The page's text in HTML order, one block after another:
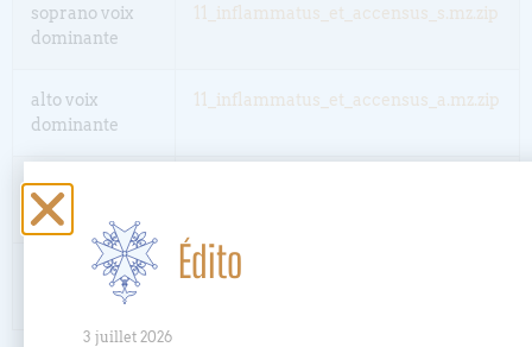
soprano voix
dominante
11_inflammatus_et_accensus_s.mz.zip
alto voix
dominante
11_inflammatus_et_accensus_a.mz.zip
ténor voix
dominante
basse voix
dominante
11_inflammatus_et_accensus_b.mz.zip
Édito
3 juillet 2026